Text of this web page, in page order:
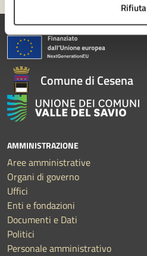
Rifiuta
Comune di Cesena
AMMINISTRAZIONE
Aree amministrative
Organi di governo
Uffici
Enti e fondazioni
Documenti e Dati
Politici
Personale amministrativo